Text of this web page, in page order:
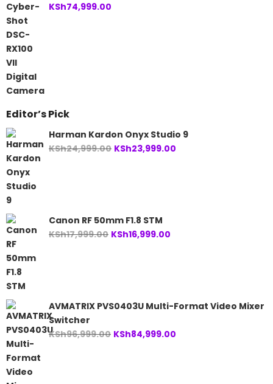
KSh74,999.00
Editor’s Pick
Harman Kardon Onyx Studio 9
KSh24,999.00 Original
KSh23,999.00
Canon RF 50mm F1.8 STM
KSh17,999.00 Original
KSh16,999.00
AVMATRIX PVS0403U Multi-Format Video Mixer
Switcher
KSh96,999.00 Original
KSh84,999.00